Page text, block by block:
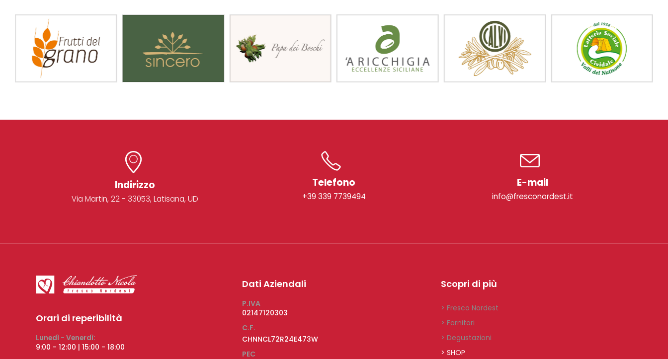
Indirizzo
Via Martin, 22 - 33053, Latisana, UD
Telefono
+39 339 7739494
E-mail
info@fresconordest.it
Orari di reperibilità
Lunedì - Venerdì:
9:00 - 12:00 | 15:00 - 18:00
Dati Aziendali
P.IVA
02147120303
C.F.
CHNNCL72R24E473W
PEC
Scopri di più
> Fresco Nordest
> Fornitori
> Degustazioni
> SHOP